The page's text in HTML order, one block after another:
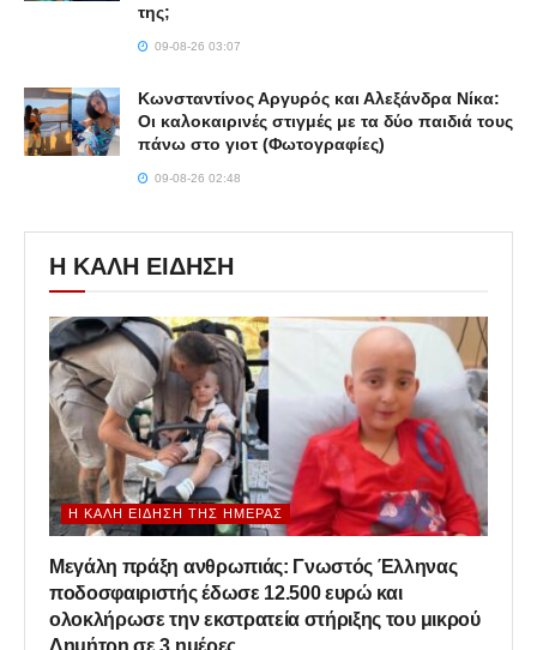
της;
09-08-26 03:07
Κωνσταντίνος Αργυρός και Αλεξάνδρα Νίκα:
Οι καλοκαιρινές στιγμές με τα δύο παιδιά τους
πάνω στο γιοτ (Φωτογραφίες)
09-08-26 02:48
Η ΚΑΛΗ ΕΙΔΗΣΗ
Η ΚΑΛΉ ΕΊΔΗΣΗ ΤΗΣ ΗΜΈΡΑΣ
Μεγάλη πράξη ανθρωπιάς: Γνωστός Έλληνας
ποδοσφαιριστής έδωσε 12.500 ευρώ και
ολοκλήρωσε την εκστρατεία στήριξης του μικρού
Δημήτρη σε 3 ημέρες